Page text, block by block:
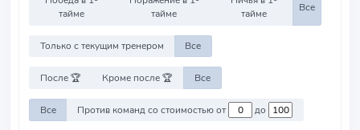
тайме
тайме
тайме
Все
Только с текущим тренером Все
После 🏆 Кроме после 🏆 Все
Все Против команд со стоимостью от до